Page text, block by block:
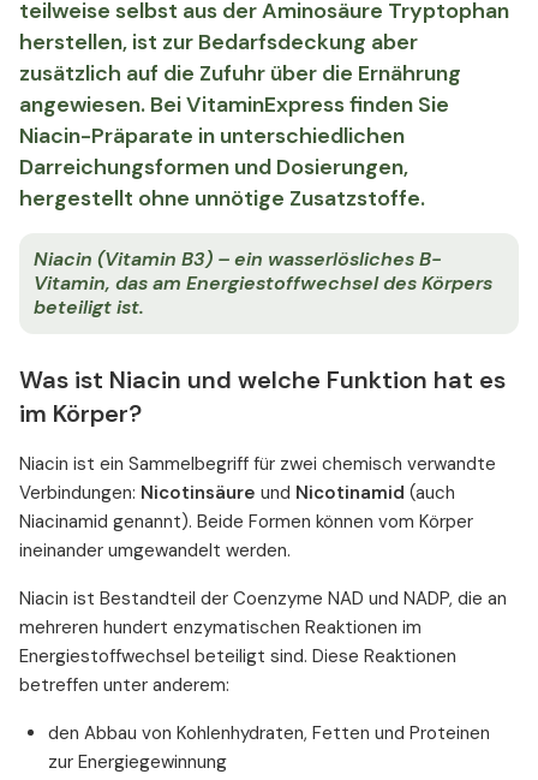
teilweise selbst aus der Aminosäure Tryptophan
herstellen, ist zur Bedarfsdeckung aber
zusätzlich auf die Zufuhr über die Ernährung
angewiesen. Bei VitaminExpress finden Sie
Niacin-Präparate in unterschiedlichen
Darreichungsformen und Dosierungen,
hergestellt ohne unnötige Zusatzstoffe.
Niacin (Vitamin B3) – ein wasserlösliches B-
Vitamin, das am Energiestoffwechsel des Körpers
beteiligt ist.
Was ist Niacin und welche Funktion hat es
im Körper?
Niacin ist ein Sammelbegriff für zwei chemisch verwandte
Verbindungen: Nicotinsäure und Nicotinamid (auch
Niacinamid genannt). Beide Formen können vom Körper
ineinander umgewandelt werden.
Niacin ist Bestandteil der Coenzyme NAD und NADP, die an
mehreren hundert enzymatischen Reaktionen im
Energiestoffwechsel beteiligt sind. Diese Reaktionen
betreffen unter anderem:
den Abbau von Kohlenhydraten, Fetten und Proteinen
zur Energiegewinnung